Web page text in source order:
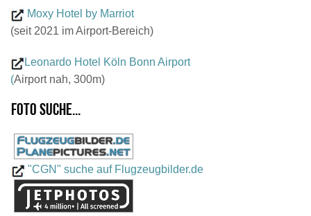
Moxy Hotel by Marriot
(seit 2021 im Airport-Bereich)
Leonardo Hotel Köln Bonn Airport
(Airport nah, 300m)
Foto suche...
"CGN" suche auf Flugzeugbilder.de